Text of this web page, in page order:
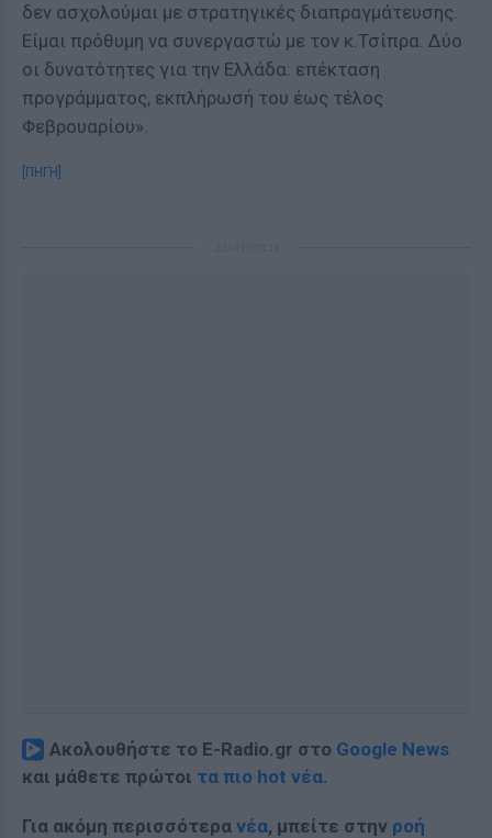
δεν ασχολούμαι με στρατηγικές διαπραγμάτευσης.
Είμαι πρόθυμη να συνεργαστώ με τον κ.Τσίπρα. Δύο
οι δυνατότητες για την Ελλάδα: επέκταση
προγράμματος, εκπλήρωσή του έως τέλος
Φεβρουαρίου».
[ΠΗΓΗ]
Ακολουθήστε το E-Radio.gr στο Google News
και μάθετε πρώτοι τα πιο hot νέα.
Για ακόμη περισσότερα νέα, μπείτε στην ροή